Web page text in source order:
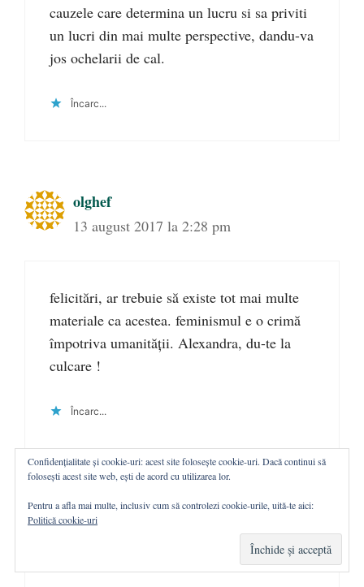
cauzele care determina un lucru si sa priviti
un lucri din mai multe perspective, dandu-va
jos ochelarii de cal.
Încarc...
olghef
13 august 2017 la 2:28 pm
felicitări, ar trebuie să existe tot mai multe
materiale ca acestea. feminismul e o crimă
împotriva umanității. Alexandra, du-te la
culcare !
Încarc...
clement
Confidențialitate și cookie-uri: acest site folosește cookie-uri. Dacă continui să
folosești acest site web, ești de acord cu utilizarea lor.
Pentru a afla mai multe, inclusiv cum să controlezi cookie-urile, uită-te aici:
Politică cookie-uri